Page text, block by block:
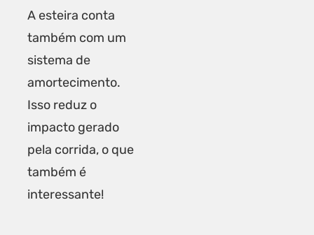
A esteira conta
também com um
sistema de
amortecimento.
Isso reduz o
impacto gerado
pela corrida, o que
também é
interessante!